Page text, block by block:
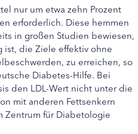
nur um etwa zehn Prozent
erforderlich. Diese hemmen
in großen Studien bewiesen,
ist, die Ziele effektiv ohne
zu erreichen, so
Diabetes-Hilfe. Bei
den LDL-Wert nicht unter die
mit anderen Fettsenkern
Zentrum für Diabetologie